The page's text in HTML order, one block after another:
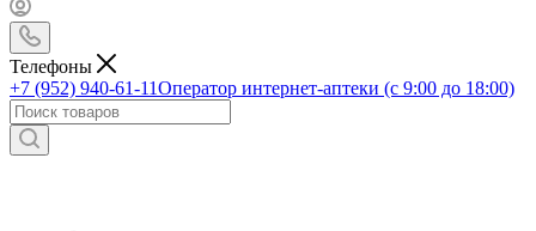
Телефоны
+7 (952) 940-61-11Оператор интернет-аптеки (с 9:00 до 18:00)